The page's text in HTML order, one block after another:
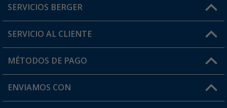
¿Tienes alguna duda?
SERVICIOS BERGER
Conviértete en distribuidor
Mi cuenta
Tarjeta Berger Digital
SERVICIO AL CLIENTE
FAQ y Contacto
Información de envío
MÉTODOS DE PAGO
ENVIAMOS CON